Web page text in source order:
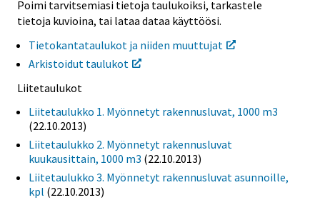
Poimi tarvitsemiasi tietoja taulukoiksi, tarkastele
tietoja kuvioina, tai lataa dataa käyttöösi.
Tietokantataulukot ja niiden muuttujat
Arkistoidut taulukot
Liitetaulukot
Liitetaulukko 1. Myönnetyt rakennusluvat, 1000 m3
(22.10.2013)
Liitetaulukko 2. Myönnetyt rakennusluvat
kuukausittain, 1000 m3 (22.10.2013)
Liitetaulukko 3. Myönnetyt rakennusluvat asunnoille,
kpl (22.10.2013)